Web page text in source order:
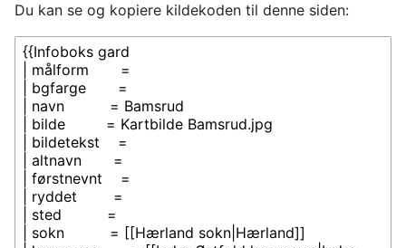
Du kan se og kopiere kildekoden til denne siden: